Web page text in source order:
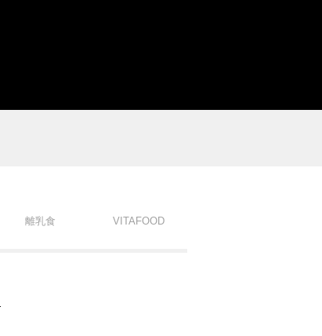
離乳食 VITAFOOD